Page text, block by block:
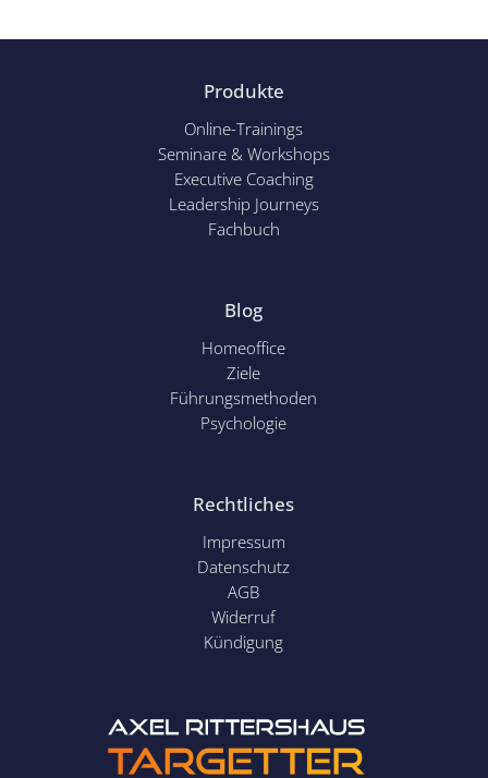
Produkte
Online-Trainings
Seminare & Workshops
Executive Coaching
Leadership Journeys
Fachbuch
Blog
Homeoffice
Ziele
Führungsmethoden
Psychologie
Rechtliches
Impressum
Datenschutz
AGB
Widerruf
Kündigung